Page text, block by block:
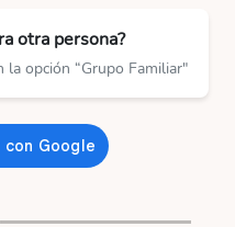
otra persona?
opción “Grupo Familiar"